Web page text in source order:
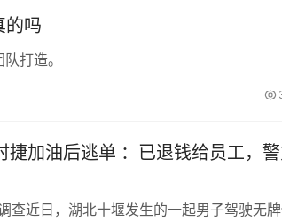
的吗
打造。
加油后逃单 ：已退钱给员工，
查近日，湖北十堰发生的一起男子驾驶无